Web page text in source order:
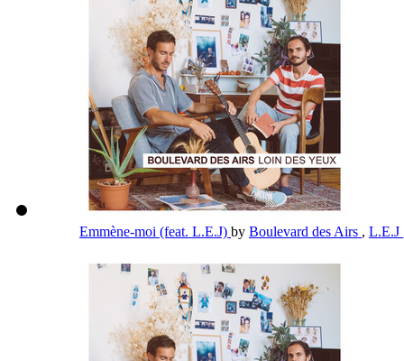
Emmène-moi (feat. L.E.J) by Boulevard des Airs , L.E.J